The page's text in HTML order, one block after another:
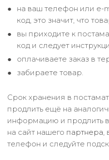
на ваш телефон или e-
код, это значит, что
вы приходите к
код и следует
оплачиваете заказ в
забираете товар.
Срок хранения в
продлить ещё на
информацию и продлить
на сайт нашего партнера,
телефон и следуйте